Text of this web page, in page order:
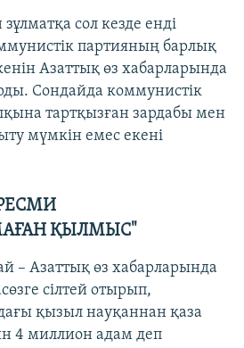
сол кезде енді
партияның барлық
Азаттық өз хабарларында
Сондайда коммунистік
тартқызған зардабы мен
мүмкін емес екені
ҚЫЛМЫС"
– Азаттық өз хабарларында
сілтей отырып,
қызыл науқаннан қаза
4 миллион адам деп